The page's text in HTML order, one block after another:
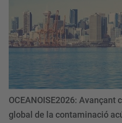
OCEANOISE2026: Avançant
global de la contaminació